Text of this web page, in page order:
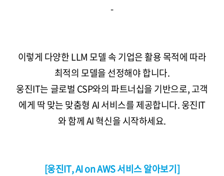
-
이렇게 다양한 LLM 모델 속 기업은 활용 목적에 따라
최적의 모델을 선정해야 합니다.
웅진IT는 글로벌 CSP와의 파트너십을 기반으로, 고객
에게 딱 맞는 맞춤형 AI 서비스를 제공합니다. 웅진IT
와 함께 AI 혁신을 시작하세요.
[웅진IT, AI on AWS 서비스 알아보기]